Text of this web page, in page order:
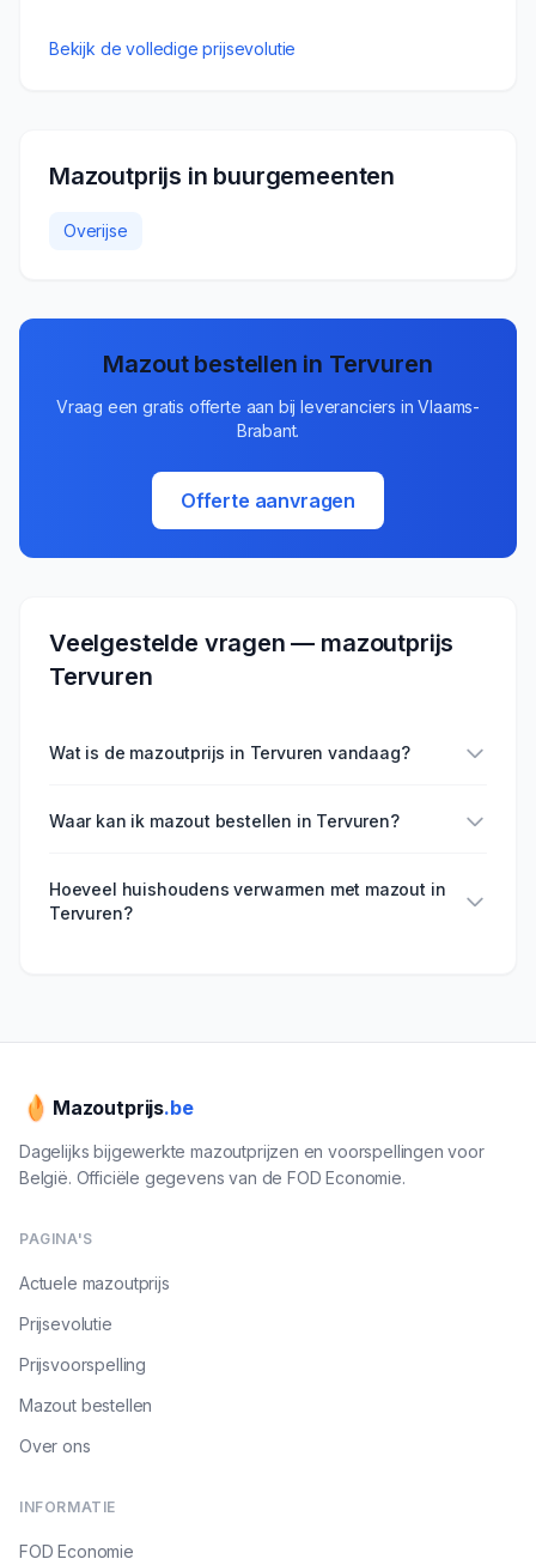
Bekijk de volledige prijsevolutie
Mazoutprijs in buurgemeenten
Overijse
Mazout bestellen in Tervuren
Vraag een gratis offerte aan bij leveranciers inVlaams-
Brabant.
Offerte aanvragen
Veelgestelde vragen — mazoutprijs
Tervuren
Wat is de mazoutprijs in Tervuren vandaag?
Waar kan ik mazout bestellen in Tervuren?
Hoeveel huishoudens verwarmen met mazout in
Tervuren?
Mazoutprijs.be
Dagelijks bijgewerkte mazoutprijzen en voorspellingen voor
België. Officiële gegevens van de FOD Economie.
PAGINA'S
Actuele mazoutprijs
Prijsevolutie
Prijsvoorspelling
Mazout bestellen
Over ons
INFORMATIE
FOD Economie